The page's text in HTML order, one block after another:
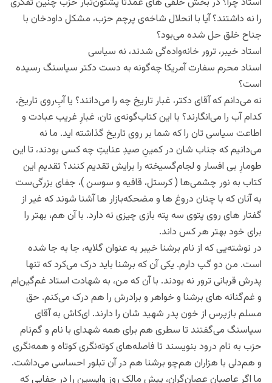
را نه داشتند؟ آیا با انحلال شاخه‌ی پرچم حزب، مشکل داودخان با
جناح خلق حل شده می‌بود؟
استاد خیبر، ترور خانه‌واده‌گی شدند، نه سیاسی
اسناد محرم سفارت آمریکا چه‌گونه به دست دکتر سیاسنگ رسیده
است؟
نه می‌دانم که آقای دکتر، غبار تاریخ چه را می‌دانند؟ یا آبِ‌روی تاریخ،
کدام آب را می‌‌انگارند؟ با این کتاب‌گونه‌ی تان، غبارِ غریب عبادت و
اطاعت سیاسی تان را که شما بر روی تاریخ گذاشته اید. ما نه
می‌دانیم که جناب شان در کمینِ صیدِ عنایتِ چه کسی بودند، تا این
طومارِ بی افسار و لجام‌گسیخته را برایش تقدیم کنند؟ تقدیم این
کتاب به نور چشمی‌ها ( کرستل، قافیه و‌ سوسن )، جفای بزرگی‌ست
به آنان که با چنان دروغ ها و مضحکه‌بازار ها آشنا شوند که غیر از
گفتار های روی پتوی سه پته بازی چیزی نه دارد. با آن هم،‌ بهتر را
برای خود بهتر هر کس داند.
در نوشته‌یی که از نام برشنا خیبر به عنوان گلایه، جا به جا شده
است. من دو گپ دارم. یکی آن که برشنا باید درک می‌کرد که تنها
پدرش قربانی ترور نه بودند. با آن که من، به شهادت استاد غم‌‌گین‌ام
و غم‌گنانه های برشنا و خواهر و برادرش را هم درک می‌کنم. حق
مسلم بازپرس از خون پدر شهید شان را دارند. ای‌کاش به آقای
سیاسنگ می‌گفتند تا سطری هم برای همه شهدای با نام و گم‌نام
حزب به نام درود بنویسند تا فاصله‌های کوته‌نگری کوتاه و همه‌نگری
و‌ هم‌دلی با هزاران هم‌چو برشنا هم در آن تبلور احساسی می‌داشت.
ما اگر عاصیانِ عصان‌گران، پیش مالک روز واپسین را در جفایی که